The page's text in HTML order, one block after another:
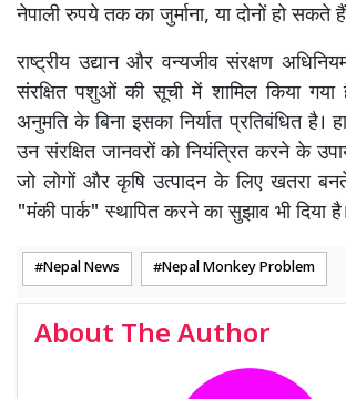
नेपाली रुपये तक का जुर्माना, या दोनों हो सकते
राष्ट्रीय उद्यान और वन्यजीव संरक्षण
संरक्षित पशुओं की सूची में शामिल किया गया
अनुमति के बिना इसका निर्यात प्रतिबंधित है।
उन संरक्षित जानवरों को नियंत्रित करने के
जो लोगों और कृषि उत्पादन के लिए खतरा
"मंकी पार्क" स्थापित करने का सुझाव भी
Nepal News Nepal Monkey Problem
About The Author